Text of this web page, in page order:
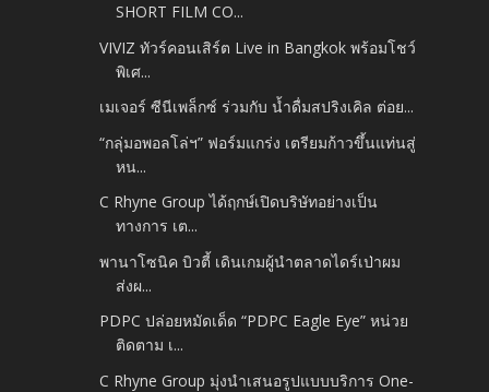
SHORT FILM CO...
VIVIZ ทัวร์คอนเสิร์ต Live in Bangkok พร้อมโชว์
พิเศ...
เมเจอร์ ซีนีเพล็กซ์ ร่วมกับ น้ำดื่มสปริงเคิล ต่อย...
“กลุ่มอพอลโล่ฯ” ฟอร์มแกร่ง เตรียมก้าวขึ้นแท่นสู่
หน...
C Rhyne Group ได้ฤกษ์เปิดบริษัทอย่างเป็น
ทางการ เต...
พานาโซนิค บิวตี้ เดินเกมผู้นำตลาดไดร์เป่าผม
ส่งผ...
PDPC ปล่อยหมัดเด็ด “PDPC Eagle Eye” หน่วย
ติดตาม เ...
C Rhyne Group มุ่งนำเสนอรูปแบบบริการ One-